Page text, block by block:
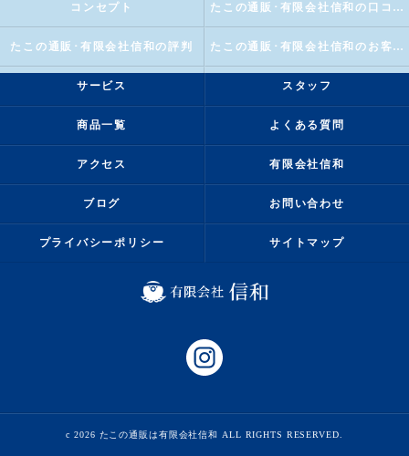
コンセプト たこの通販･有限会社信和の口コミ情報
たこの通販･有限会社信和の評判 たこの通販･有限会社信和のお客様の声
サービス スタッフ
商品一覧 よくある質問
アクセス 有限会社信和
ブログ お問い合わせ
プライバシーポリシー サイトマップ
c 2026 たこの通販は有限会社信和 ALL RIGHTS RESERVED.